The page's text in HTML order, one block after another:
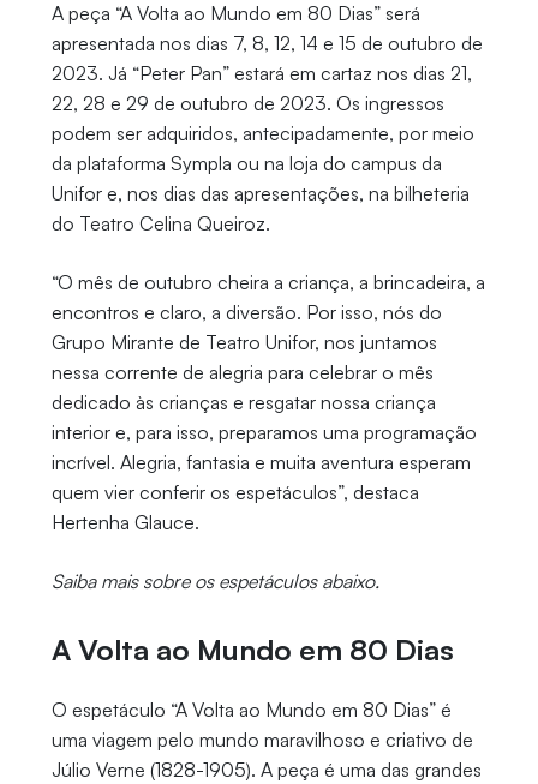
A peça “A Volta ao Mundo em 80 Dias” será
apresentada nos dias 7, 8, 12, 14 e 15 de outubro de
2023. Já “Peter Pan” estará em cartaz nos dias 21,
22, 28 e 29 de outubro de 2023. Os ingressos
podem ser adquiridos, antecipadamente, por meio
da plataforma Sympla ou na loja do campus da
Unifor e, nos dias das apresentações, na bilheteria
do Teatro Celina Queiroz.
“O mês de outubro cheira a criança, a brincadeira, a
encontros e claro, a diversão. Por isso, nós do
Grupo Mirante de Teatro Unifor, nos juntamos
nessa corrente de alegria para celebrar o mês
dedicado às crianças e resgatar nossa criança
interior e, para isso, preparamos uma programação
incrível. Alegria, fantasia e muita aventura esperam
quem vier conferir os espetáculos”, destaca
Hertenha Glauce.
Saiba mais sobre os espetáculos abaixo.
A Volta ao Mundo em 80 Dias
O espetáculo “A Volta ao Mundo em 80 Dias” é
uma viagem pelo mundo maravilhoso e criativo de
Júlio Verne (1828-1905). A peça é uma das grandes